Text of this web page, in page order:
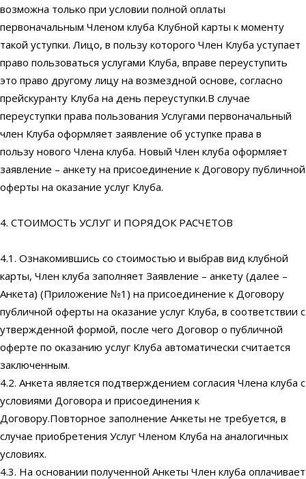
возможна только при условии полной оплаты
первоначальным Членом клуба Клубной карты к моменту
такой уступки. Лицо, в пользу которого Член Клуба уступает
право пользоваться услугами Клуба, вправе переуступить
это право другому лицу на возмездной основе, согласно
прейскуранту Клуба на день переуступки.В случае
переуступки права пользования Услугами первоначальный
член Клуба оформляет заявление об уступке права в
пользу нового Члена клуба. Новый Член клуба оформляет
заявление – анкету на присоединение к Договору публичной
оферты на оказание услуг Клуба.
4. СТОИМОСТЬ УСЛУГ И ПОРЯДОК РАСЧЕТОВ
4.1. Ознакомившись со стоимостью и выбрав вид клубной
карты, Член клуба заполняет Заявление – анкету (далее –
Анкета) (Приложение №1) на присоединение к Договору
публичной оферты на оказание услуг Клуба, в соответствии с
утвержденной формой, после чего Договор о публичной
оферте по оказанию услуг Клуба автоматически считается
заключенным.
4.2. Анкета является подтверждением согласия Члена клуба с
условиями Договора и присоединения к
Договору.Повторное заполнение Анкеты не требуется, в
случае приобретения Услуг Членом Клуба на аналогичных
условиях.
4.3. На основании полученной Анкеты Член клуба оплачивает